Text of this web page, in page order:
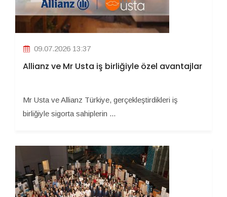
09.07.2026 13:37
Allianz ve Mr Usta iş birliğiyle özel avantajlar
Mr Usta ve Allianz Türkiye, gerçekleştirdikleri iş
birliğiyle sigorta sahiplerin ...